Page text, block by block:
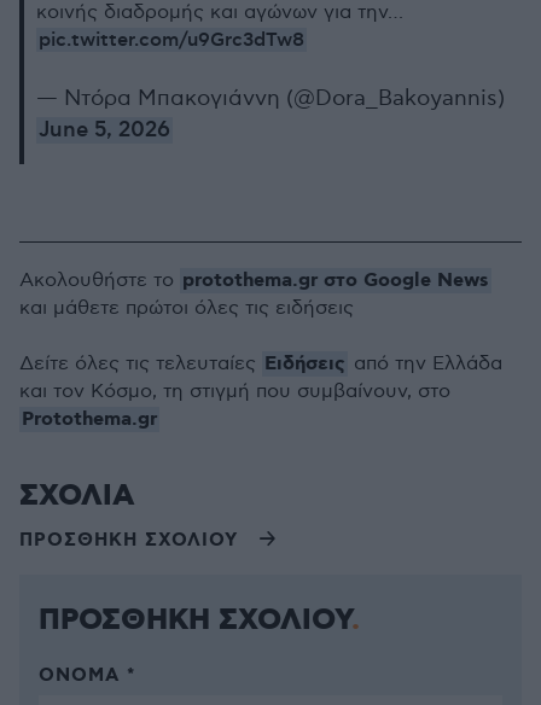
κοινής διαδρομής και αγώνων για την…
pic.twitter.com/u9Grc3dTw8
— Ντόρα Μπακογιάννη (@Dora_Bakoyannis)
June 5, 2026
Ακολουθήστε το protothema.gr στο Google News
και μάθετε πρώτοι όλες τις ειδήσεις
Δείτε όλες τις τελευταίες Ειδήσεις από την Ελλάδα
και τον Κόσμο, τη στιγμή που συμβαίνουν, στο
Protothema.gr
ΣΧΟΛΙΑ
ΠΡΟΣΘΗΚΗ ΣΧΟΛΙΟΥ
ΠΡΟΣΘΗΚΗ ΣΧΟΛΙΟΥ
ΌΝΟΜΑ *